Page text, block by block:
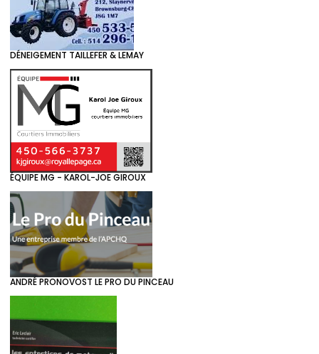
DÉNEIGEMENT TAILLEFER & LEMAY
ÉQUIPE MG - KAROL-JOE GIROUX
ANDRÉ PRONOVOST LE PRO DU PINCEAU